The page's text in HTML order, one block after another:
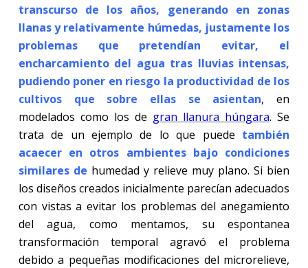
transcurso de los años, generando en zonas
llanas y relativamente húmedas, justamente los
problemas que pretendían evitar, el
encharcamiento del agua tras lluvias intensas,
pudiendo poner en riesgo la productividad de los
cultivos que sobre ellas se asientan, en
modelados como los de gran llanura húngara. Se
trata de un ejemplo de lo que puede también
acaecer en otros ambientes bajo condiciones
similares de humedad y relieve muy plano. Si bien
los diseños creados inicialmente parecían adecuados
con vistas a evitar los problemas del anegamiento
del agua, como mentamos, su espontanea
transformación temporal agravó el problema
debido a pequeñas modificaciones del microrelieve,